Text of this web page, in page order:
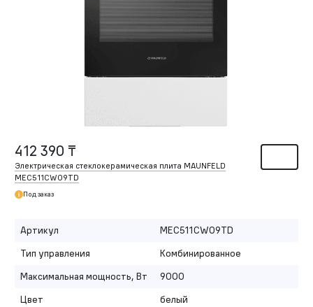
412 390 ₸
Электрическая стеклокерамическая плита MAUNFELD
MEC511CW09TD
Под заказ
Артикул
MEC511CW09TD
Тип управления
Комбинированное
Максимальная мощность, Вт
9000
Цвет
белый